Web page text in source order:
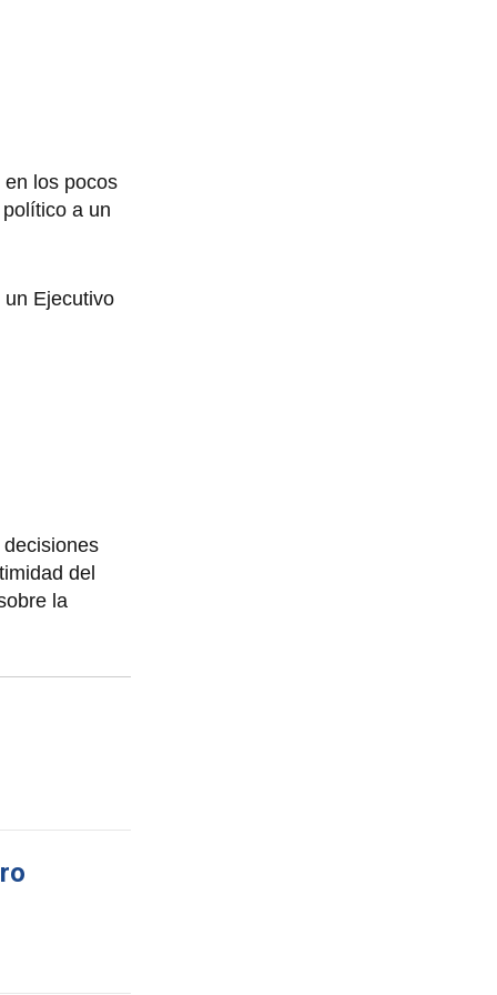
los pocos
a un
un Ejecutivo
del
la